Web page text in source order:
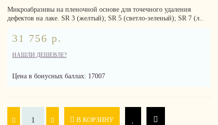
Микроабразивы на пленочной основе для точечного удаления
дефектов на лаке. SR 3 (желтый); SR 5 (светло-зеленый); SR 7 (л..
31 756 р.
НАШЛИ ДЕШЕВЛЕ?
Цена в бонусных баллах: 17007
В КОРЗИНУ